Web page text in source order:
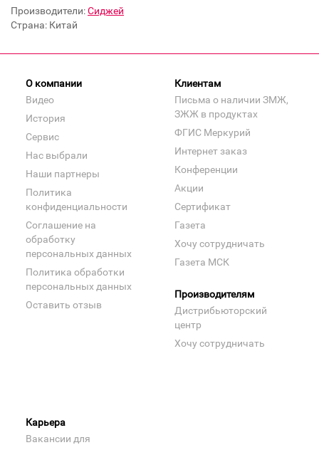
Производители:Сиджей
Страна: Китай
О компании
Видео
История
Сервис
Нас выбрали
Наши партнеры
Политика
конфиденциальности
Соглашение на
обработку
персональных данных
Политика обработки
персональных данных
Оставить отзыв
Клиентам
Письма о наличии ЗМЖ,
ЗЖЖ в продуктах
ФГИС Меркурий
Интернет заказ
Конференции
Акции
Сертификат
Газета
Хочу сотрудничать
Газета МСК
Производителям
Дистрибьюторский
центр
Хочу сотрудничать
Карьера
Вакансии для